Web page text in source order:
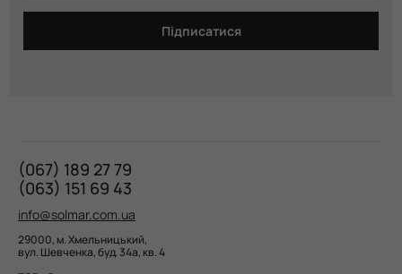
Підписатися
(067) 189 27 79
(063) 151 69 43
info@solmar.com.ua
29000, м. Хмельницький,
вул. Шевченка, буд. 34а, кв. 4